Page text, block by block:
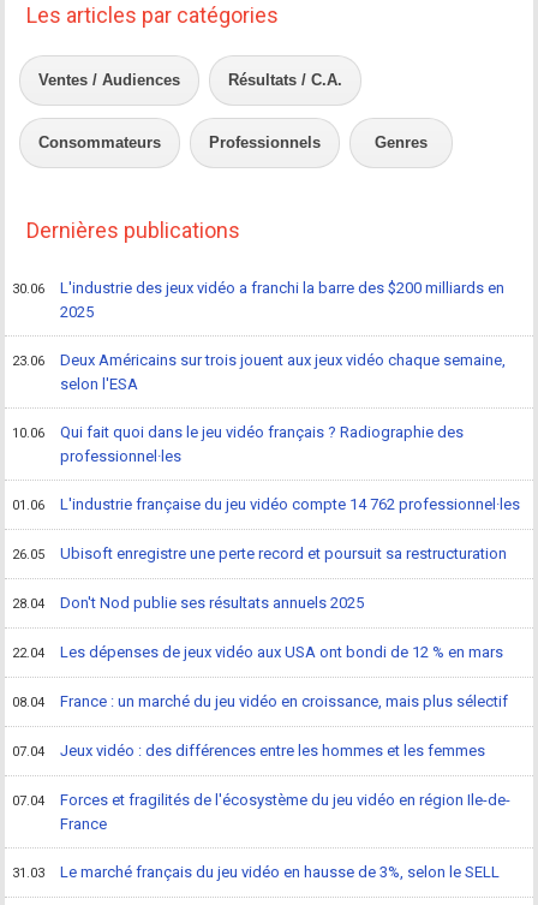
Les articles par catégories
Ventes / Audiences Résultats / C.A.
Consommateurs Professionnels Genres
Dernières publications
30.06
L'industrie des jeux vidéo a franchi la barre des $200 milliards en
2025
23.06
Deux Américains sur trois jouent aux jeux vidéo chaque semaine,
selon l'ESA
10.06
Qui fait quoi dans le jeu vidéo français ? Radiographie des
professionnel·les
01.06 L'industrie française du jeu vidéo compte 14 762 professionnel·les
26.05 Ubisoft enregistre une perte record et poursuit sa restructuration
28.04 Don't Nod publie ses résultats annuels 2025
22.04 Les dépenses de jeux vidéo aux USA ont bondi de 12 % en mars
08.04 France : un marché du jeu vidéo en croissance, mais plus sélectif
07.04 Jeux vidéo : des différences entre les hommes et les femmes
07.04
Forces et fragilités de l'écosystème du jeu vidéo en région Ile-de-
France
31.03 Le marché français du jeu vidéo en hausse de 3%, selon le SELL